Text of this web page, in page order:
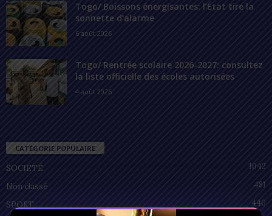
Togo/ Boissons énergisantes: l’État tire la
sonnette d’alarme
6 août 2026
Togo/ Rentrée scolaire 2026-2027: consultez
la liste officielle des écoles autorisées
4 août 2026
CATÉGORIE POPULAIRE
SOCIÉTÉ
1042
Non classé
481
SPORT
440